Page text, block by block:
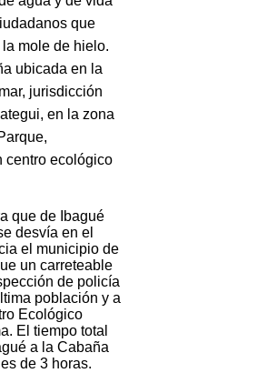
que
mole de hielo.
ubicada en la
jurisdicción
en la zona
centro ecológico
que de Ibagué
desvía en el
el municipio de
un carreteable
de policía
población y a
Ecológico
El tiempo total
a la Cabaña
de 3 horas.